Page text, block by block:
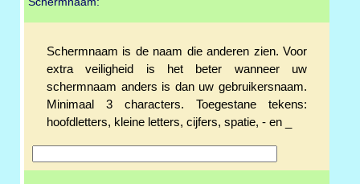
Schermnaam is de naam die anderen zien. Voor
extra veiligheid is het beter wanneer uw
schermnaam anders is dan uw gebruikersnaam.
Minimaal 3 characters. Toegestane tekens:
hoofdletters, kleine letters, cijfers, spatie, - en _